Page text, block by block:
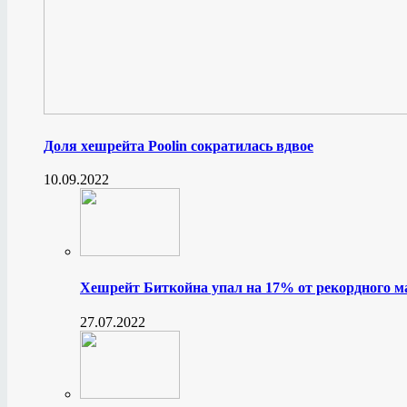
Доля хешрейта Poolin сократилась вдвое
10.09.2022
Хешрейт Биткойна упал на 17% от рекордного
27.07.2022